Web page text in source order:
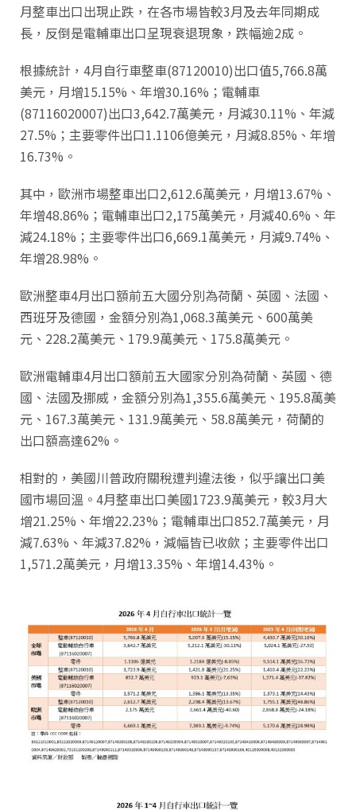
月整車出口出現止跌，在各市場皆較3月及去年同期成
長，反倒是電輔車出口呈現衰退現象，跌幅逾2成。
根據統計，4月自行車整車(87120010)出口值5,766.8萬
美元，月增15.15%、年增30.16%；電輔車
(87116020007)出口3,642.7萬美元，月減30.11%、年減
27.5%；主要零件出口1.1106億美元，月減8.85%、年增
16.73%。
其中，歐洲市場整車出口2,612.6萬美元，月增13.67%、
年增48.86%；電輔車出口2,175萬美元，月減40.6%、年
減24.18%；主要零件出口6,669.1萬美元，月減9.74%、
年增28.98%。
歐洲整車4月出口額前五大國分別為荷蘭、英國、法國、
西班牙及德國，金額分別為1,068.3萬美元、600萬美
元、228.2萬美元、179.9萬美元、175.8萬美元。
歐洲電輔車4月出口額前五大國家分別為荷蘭、英國、德
國、法國及挪威，金額分別為1,355.6萬美元、195.8萬美
元、167.3萬美元、131.9萬美元、58.8萬美元，荷蘭的
出口額高達62%。
相對的，美國川普政府關稅遭判違法後，似乎讓出口美
國市場回溫。4月整車出口美國1723.9萬美元，較3月大
增21.25%、年增22.23%；電輔車出口852.7萬美元，月
減7.63%、年減37.82%，減幅皆已收歛；主要零件出口
1,571.2萬美元，月增13.35%、年增14.43%。